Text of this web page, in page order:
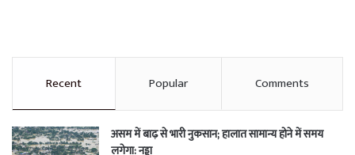
Recent Popular Comments
असम में बाढ़ से भारी नुकसान; हालात सामान्य होने में समय
लगेगा: नड्डा